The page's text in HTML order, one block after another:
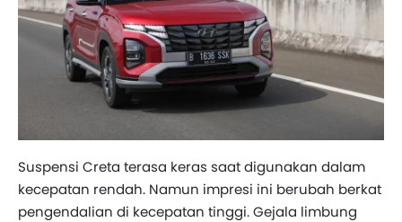
Suspensi Creta terasa keras saat digunakan dalam
kecepatan rendah. Namun impresi ini berubah berkat
pengendalian di kecepatan tinggi. Gejala limbung